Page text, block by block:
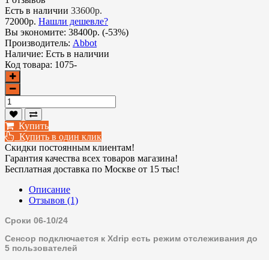
Есть в наличии 33600р.
72000р. Нашли дешевле?
Вы экономите: 38400р. (-53%)
Производитель: Abbot
Наличие: Есть в наличии
Код товара: 1075-
Купить
Купить в один клик
Скидки постоянным клиентам!
Гарантия качества всех товаров магазина!
Бесплатная доставка по Москве от 15 тыс!
Описание
Отзывов (1)
Сроки 06-10/24
Сенсор подключается к Xdrip есть режим отслеживания до
5 пользователей